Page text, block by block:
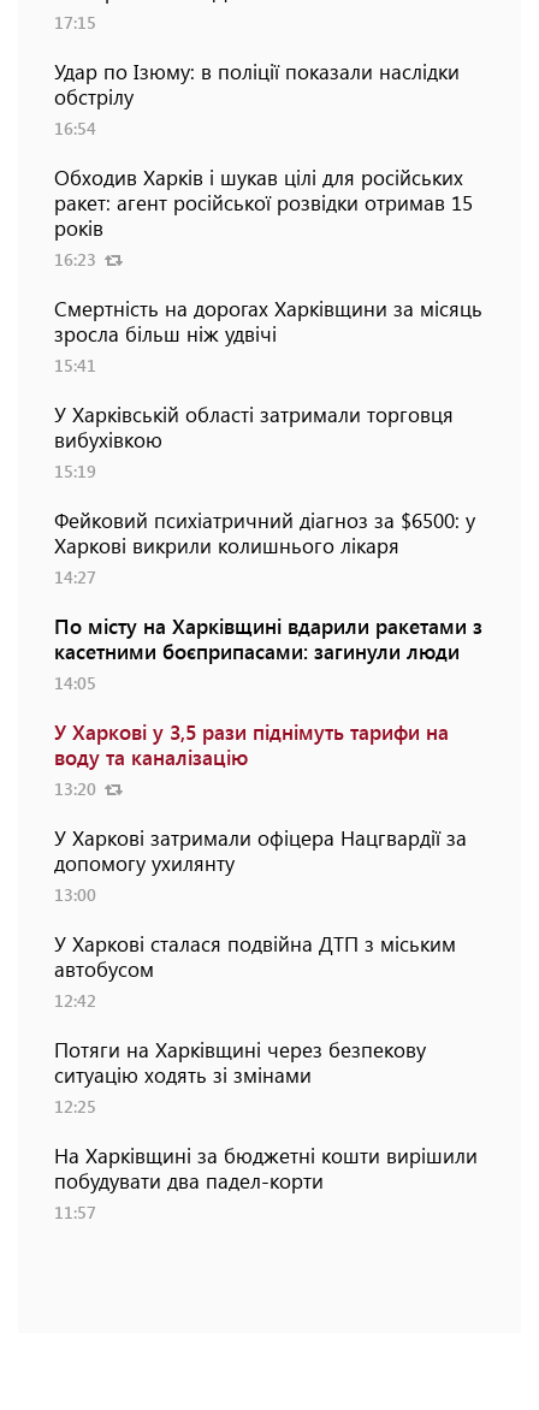
17:15
Удар по Ізюму: в поліції показали наслідки
обстрілу
16:54
Обходив Харків і шукав цілі для російських
ракет: агент російської розвідки отримав 15
років
16:23
Смертність на дорогах Харківщини за місяць
зросла більш ніж удвічі
15:41
У Харківській області затримали торговця
вибухівкою
15:19
Фейковий психіатричний діагноз за $6500: у
Харкові викрили колишнього лікаря
14:27
По місту на Харківщині вдарили ракетами з
касетними боєприпасами: загинули люди
14:05
У Харкові у 3,5 рази піднімуть тарифи на
воду та каналізацію
13:20
У Харкові затримали офіцера Нацгвардії за
допомогу ухилянту
13:00
У Харкові сталася подвійна ДТП з міським
автобусом
12:42
Потяги на Харківщині через безпекову
ситуацію ходять зі змінами
12:25
На Харківщині за бюджетні кошти вирішили
побудувати два падел-корти
11:57